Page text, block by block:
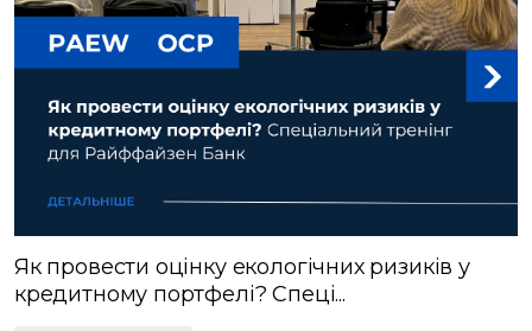
Як провести оцінку екологічних ризиків у
кредитному портфелі? Спеці...